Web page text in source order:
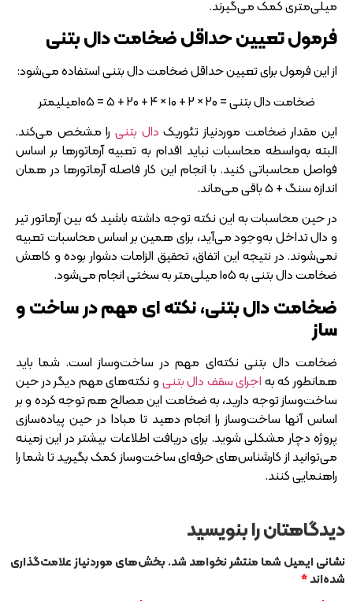
میلی‌متری کمک می‌گیرند.
فرمول تعیین حداقل ضخامت دال بتنی
از این فرمول برای تعیین حداقل ضخامت دال بتنی استفاده می‌شود:
ضخامت دال بتنی = ۲۰ × ۲ + ۱۰ × ۴ + ۲۰ + ۵ = ۱۰۵میلیمتر
این مقدار ضخامت موردنیاز تئوریک دال بتنی را مشخص می‌کند.
البته به‌واسطه محاسبات نباید اقدام به تعبیه آرماتور‌ها بر اساس
فواصل محاسباتی کنید. با انجام این کار فاصله آرماتور‌ها در همان
اندازه سنگ + 5 باقی می‌ماند.
در حین محاسبات به این نکته توجه داشته باشید که بین آرماتور تیر
و دال تداخل به‌وجود می‌آید، برای همین بر اساس محاسبات تعبیه
نمی‌شوند. در نتیجه این اتفاق، تحقیق الزامات دشوار بوده و کاهش
ضخامت دال بتنی به 105 میلی‌متر به سختی انجام می‌شود.
ضخامت دال بتنی، نکته ای مهم در ساخت و
ساز
ضخامت دال بتنی نکته‌ای مهم در ساخت‌و‌ساز است. شما باید
همانطور که بهاجرای سقف دال بتنیو نکته‌های مهم دیگر در حین
ساخت‌و‌ساز توجه دارید، به ضخامت این مصالح هم توجه کرده و بر
اساس آنها ساخت‌و‌ساز را انجام دهید تا مبادا در حین پیاده‌سازی
پروژه دچار مشکلی شوید. برای دریافت اطلاعات بیشتر در این زمینه
می‌توانید از کارشناس‌های حرفه‌ای ساخت‌و‌ساز کمک بگیرید تا شما را
راهنمایی کنند.
دیدگاهتان را بنویسید
نشانی ایمیل شما منتشر نخواهد شد.بخش‌های موردنیاز علامت‌گذاری
شده‌اند*